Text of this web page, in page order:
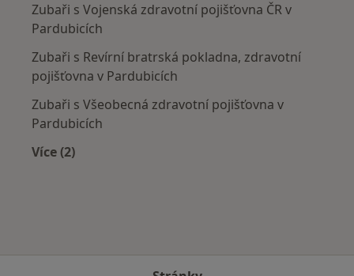
Zubaři s Vojenská zdravotní pojišťovna ČR v
Pardubicích
Zubaři s Revírní bratrská pokladna, zdravotní
pojišťovna v Pardubicích
Zubaři s Všeobecná zdravotní pojišťovna v
Pardubicích
Více (2)